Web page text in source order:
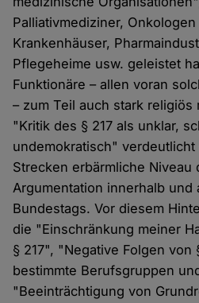
Palliativmediziner,
Krankenhäuser,
Pflegeheime usw. geleistet
Funktionäre – allen voran
– zum Teil auch stark
"Kritik des § 217 als unklar,
undemokratisch"
Strecken erbärmliche Niveau
Argumentation innerhalb und
Bundestags. Vor diesem
die "Einschränkung meiner
§ 217", "Negative Folgen von
bestimmte Berufsgruppen
"Beeinträchtigung von